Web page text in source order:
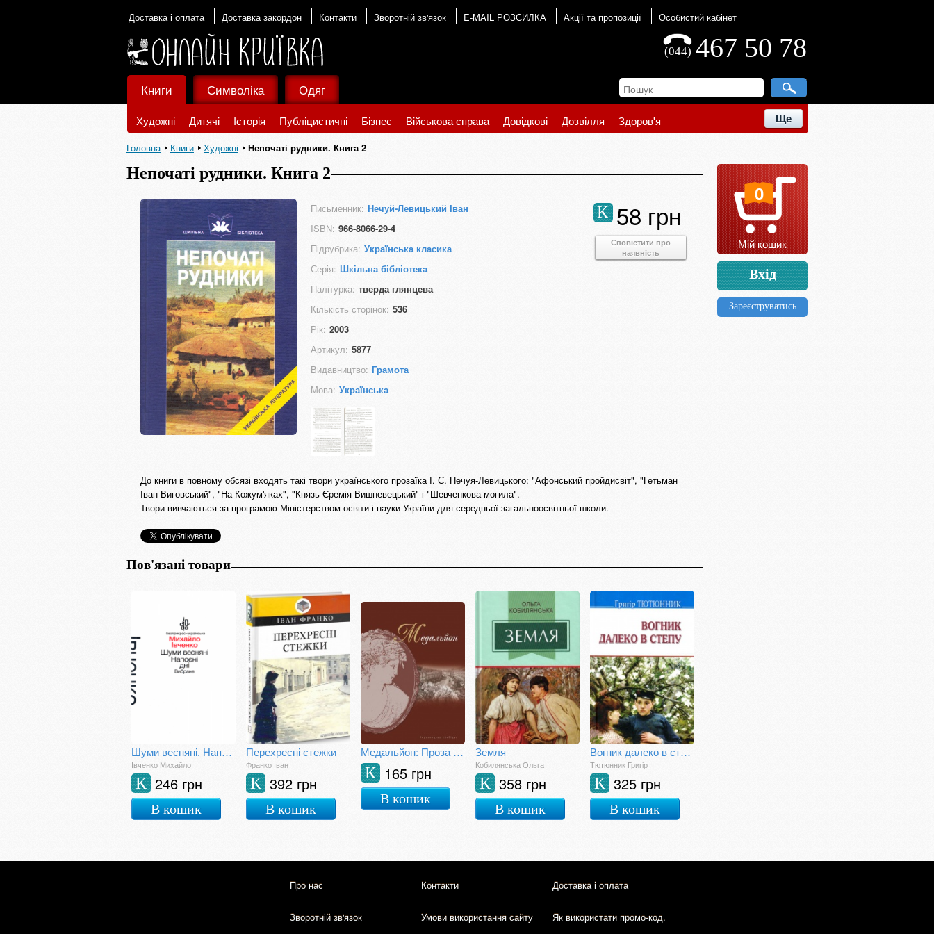
Доставка і оплата Доставка закордон Контакти Зворотній зв'язок E-MAIL РОЗСИЛКА Акції та пропозиції Особистий кабінет
467 50 78
(044)
Книги
Художні Дитячі Історія Публіцистичні Бізнес Військова справа Довідкові Дозвілля Здоров'я Ще
Символіка Одяг
Головна Книги Художні Непочаті рудники. Книга 2
Непочаті рудники. Книга 2
Письменник: Нечуй-Левицький Іван
ISBN: 966-8066-29-4
Підрубрика: Українська класика
Серія: Шкільна бібліотека
Палітурка: тверда глянцева
Кількість сторінок: 536
Рік: 2003
Артикул: 5877
Видавництво: Грамота
Мова: Українська
58 грн
К
Сповістити про
наявність
До книги в повному обсязі входять такі твори українського прозаїка І. С. Нечуя-Левицького: "Афонський пройдисвіт", "Гетьман
Іван Виговський", "На Кожум'яках", "Князь Єремія Вишневецький" і "Шевченкова могила".
Твори вивчаються за програмою Міністерством освіти і науки України для середньої загальноосвітньої школи.
Пов'язані товари
Шуми весняні. Напоєні дні. Вибране
Івченко Михайло
246 грн
К
В кошик
Перехресні стежки
Франко Іван
392 грн
К
В кошик
Медальйон: Проза київських неокласиків
165 грн
К
В кошик
Земля
Кобилянська Ольга
358 грн
К
В кошик
Вогник далеко в степу
Тютюнник Григір
325 грн
К
В кошик
0
Мій кошик
Вхід
Зареєструватись
Про нас Контакти Доставка і оплата
Зворотній зв'язок Умови використання сайту Як використати промо-код.